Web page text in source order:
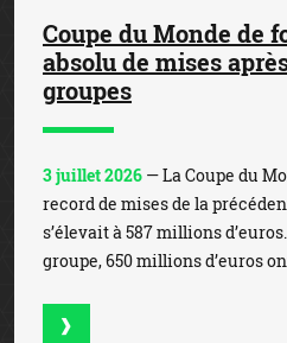
Coupe du Monde de
absolu de mises
groupes
3 juillet 2026 — La Coupe du
record de mises de la
s’élevait à 587 millions
groupe, 650 millions d’euros